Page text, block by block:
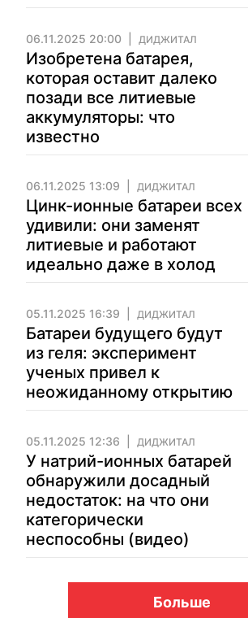
06.11.2025 20:00 ДИДЖИТАЛ
Изобретена батарея,
которая оставит далеко
позади все литиевые
аккумуляторы: что
известно
06.11.2025 13:09 ДИДЖИТАЛ
Цинк-ионные батареи всех
удивили: они заменят
литиевые и работают
идеально даже в холод
05.11.2025 16:39 ДИДЖИТАЛ
Батареи будущего будут
из геля: эксперимент
ученых привел к
неожиданному открытию
05.11.2025 12:36 ДИДЖИТАЛ
У натрий-ионных батарей
обнаружили досадный
недостаток: на что они
категорически
неспособны (видео)
Больше